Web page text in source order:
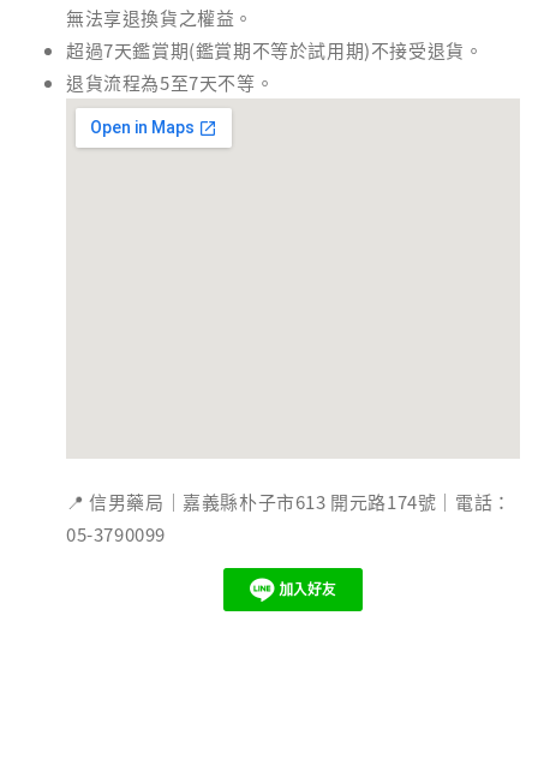
無法享退換貨之權益。
超過7天鑑賞期(鑑賞期不等於試用期)不接受退貨。
退貨流程為5至7天不等。
📍 信男藥局｜嘉義縣朴子市613 開元路174號｜電話：
05-3790099